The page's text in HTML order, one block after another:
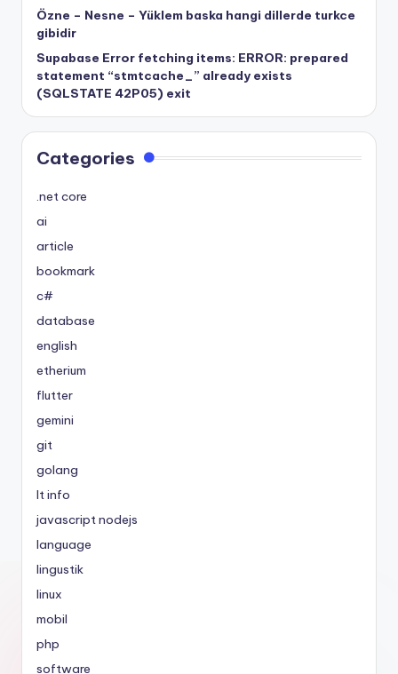
Özne – Nesne – Yüklem baska hangi dillerde turkce
gibidir
Supabase Error fetching items: ERROR: prepared
statement “stmtcache_” already exists
(SQLSTATE 42P05) exit
Categories
.net core
ai
article
bookmark
c#
database
english
etherium
flutter
gemini
git
golang
It info
javascript nodejs
language
lingustik
linux
mobil
php
software